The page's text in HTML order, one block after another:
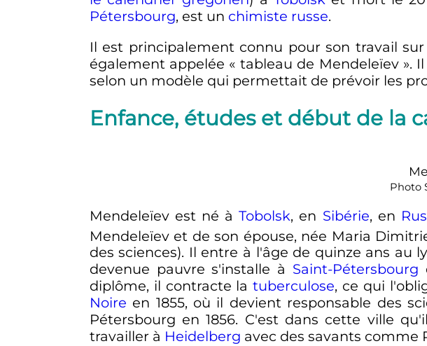
Pétersbourg, est un chimiste russe.
Il est principalement connu pour son travail sur
également appelée « tableau de Mendeleïev ».
selon un modèle qui permettait de prévoir les
Enfance, études et début de la
Photo
Mendeleïev est né àTobolsk, en Sibérie, en
Mendeleïev et de son épouse, née Maria
des sciences). Il entre à l'âge de quinze ans au
devenue pauvre s'installe à Saint-Pétersbourg
diplôme, il contracte latuberculose, ce qui
Noire en 1855, où il devient responsable des
Pétersbourg en 1856. C'est dans cette ville
travailler à Heidelberg avec des savants comme